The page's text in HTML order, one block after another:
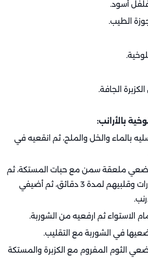
أسود.
الطيب.
بالأرانب:
بالماء والخل والملح، ثم انقعيه في
ضعي ملعقة سمن مع حبات المستكة، ثم
أضيفي الأرنب والبهارات وقلبيهم لمدة 3 دقائق، ثم أضيفي
الاستواء ثم ارفعيه من الشوربة.
في الشوربة مع التقليب.
الثوم المفروم مع الكزبرة والمستكة